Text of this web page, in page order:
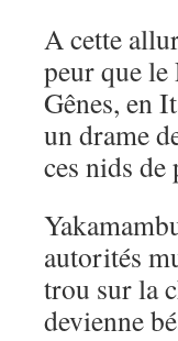
A cette
peur que le
Gênes, en
un drame
ces nids de
autorités
trou sur la
devienne